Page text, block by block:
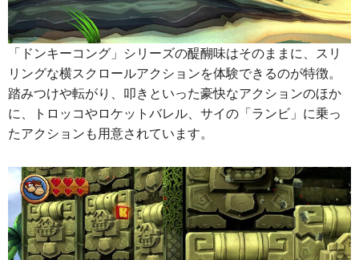
「ドンキーコング」シリーズの醍醐味はそのままに、スリ
リングな横スクロールアクションを体験できるのが特徴。
踏みつけや転がり、叩きといった豪快なアクションのほか
に、トロッコやロケットバレル、サイの「ランビ」に乗っ
たアクションも用意されています。